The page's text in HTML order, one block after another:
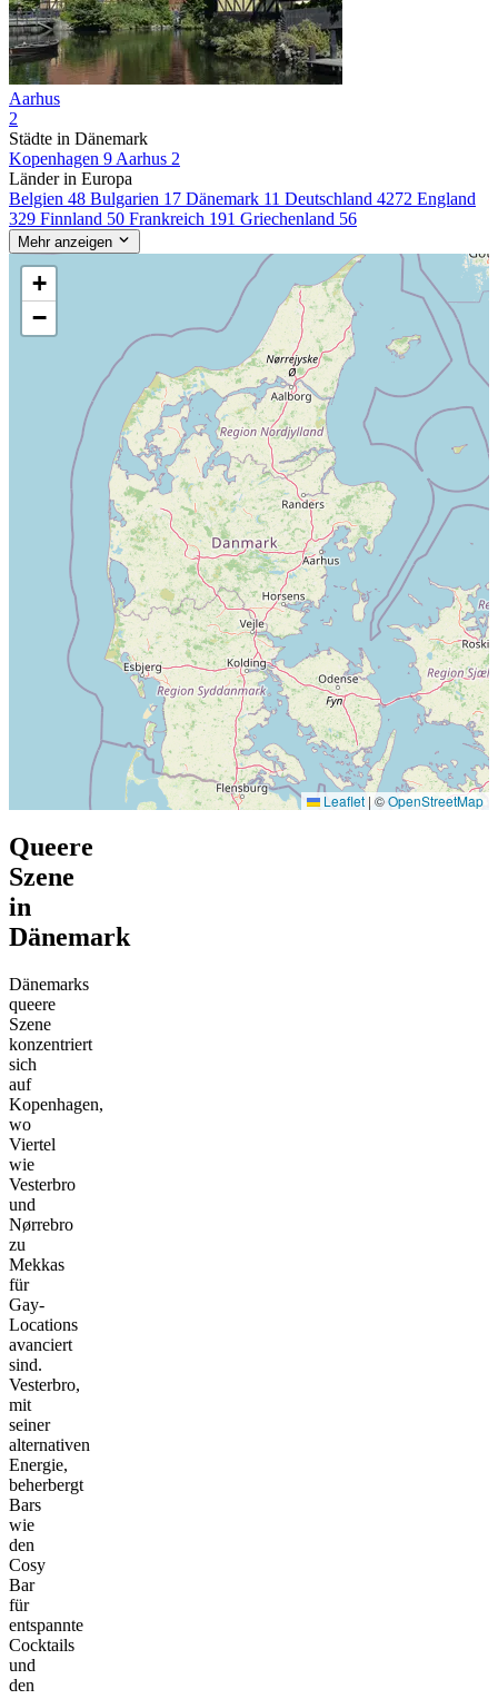
Aarhus
2
Städte in Dänemark
Kopenhagen 9 Aarhus 2
Länder in Europa
Belgien 48 Bulgarien 17 Dänemark 11 Deutschland 4272 England
329 Finnland 50 Frankreich 191 Griechenland 56
Mehr anzeigen
+
−
Leaflet | ©OpenStreetMap
Queere
Szene
in
Dänemark
Dänemarks
queere
Szene
konzentriert
sich
auf
Kopenhagen,
wo
Viertel
wie
Vesterbro
und
Nørrebro
zu
Mekkas
für
Gay-
Locations
avanciert
sind.
Vesterbro,
mit
seiner
alternativen
Energie,
beherbergt
Bars
wie
den
Cosy
Bar
für
entspannte
Cocktails
und
den